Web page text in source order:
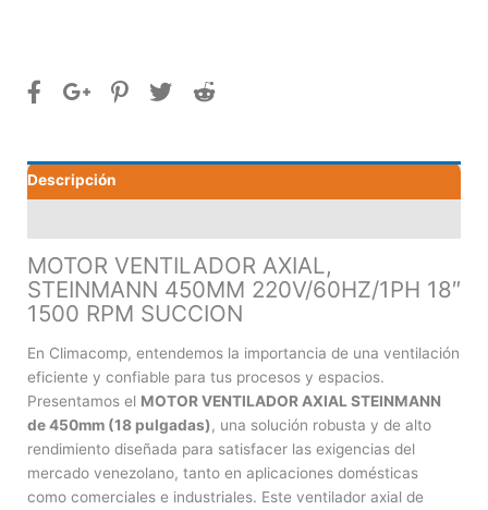
Descripción
MOTOR VENTILADOR AXIAL,
STEINMANN 450MM 220V/60HZ/1PH 18″
1500 RPM SUCCION
En Climacomp, entendemos la importancia de una ventilación
eficiente y confiable para tus procesos y espacios.
Presentamos el MOTOR VENTILADOR AXIAL STEINMANN
de 450mm (18 pulgadas), una solución robusta y de alto
rendimiento diseñada para satisfacer las exigencias del
mercado venezolano, tanto en aplicaciones domésticas
como comerciales e industriales. Este ventilador axial de